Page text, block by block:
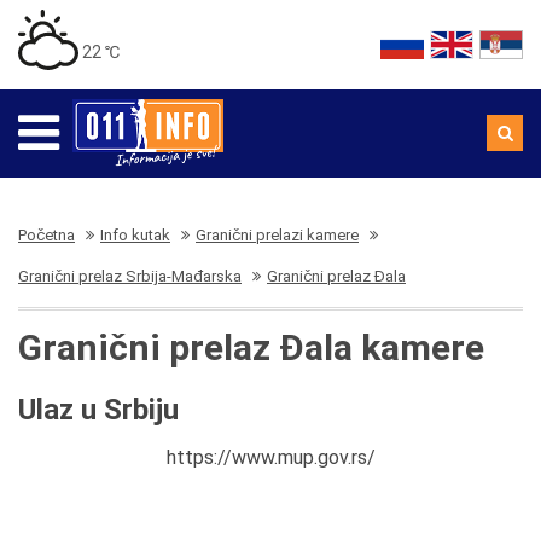
22 ℃
Početna Info kutak Granični prelazi kamere
Granični prelaz Srbija-Mađarska Granični prelaz Đala
Granični prelaz Đala kamere
Ulaz u Srbiju
https://www.mup.gov.rs/